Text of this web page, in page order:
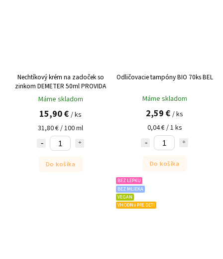
Nechtíkový krém na zadoček so
zinkom DEMETER 50ml PROVIDA
Máme skladom
15,90 € / ks
31,80 € / 100 ml
Do košíka
Odličovacie tampóny BIO 70ks BEL
Máme skladom
2,59 € / ks
0,04 € / 1 ks
Do košíka
BEZ LEPKU
BEZ MLIEKA
VEGAN
VHODNé PRE DETI